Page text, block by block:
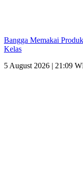
Bangga Memakai
Kelas
5 August 2026 | 21:09